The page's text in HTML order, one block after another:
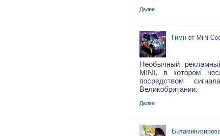
Далее
Гимн от Mini
Необычный
MINI, в котором
посредством
Великобритании.
Далее